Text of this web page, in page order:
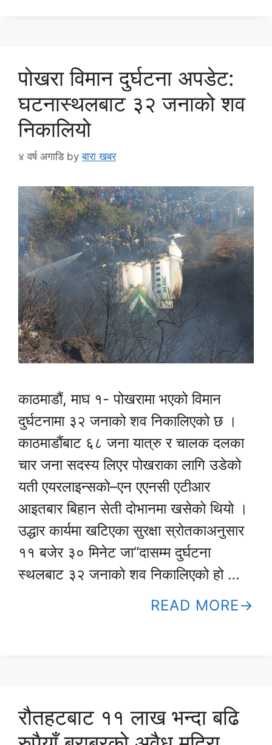
पोखरा विमान दुर्घटना अपडेट:
घटनास्थलबाट ३२ जनाको शव
निकालियो
४ वर्ष अगाडि byबारा खबर
काठमाडौं, माघ १- पोखरामा भएको विमान
दुर्घटनामा ३२ जनाको शव निकालिएको छ ।
काठमाडौंबाट ६८ जना यात्रु र चालक दलका
चार जना सदस्य लिएर पोखराका लागि उडेको
यती एयरलाइन्सको–एन एएनसी एटीआर
आइतबार बिहान सेती दोभानमा खसेको थियो ।
उद्धार कार्यमा खटिएका सुरक्षा स्रोतकाअनुसार
११ बजेर ३० मिनेट जा“दासम्म दुर्घटना
स्थलबाट ३२ जनाको शव निकालिएको हो …
READ MORE
रौतहटबाट ११ लाख भन्दा बढि